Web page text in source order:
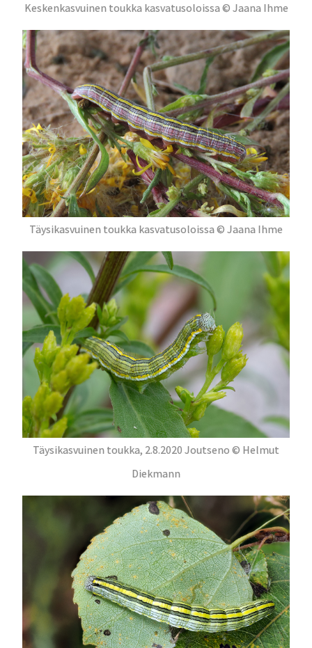
Keskenkasvuinen toukka kasvatusoloissa © Jaana Ihme
Täysikasvuinen toukka kasvatusoloissa © Jaana Ihme
Täysikasvuinen toukka, 2.8.2020 Joutseno © Helmut
Diekmann